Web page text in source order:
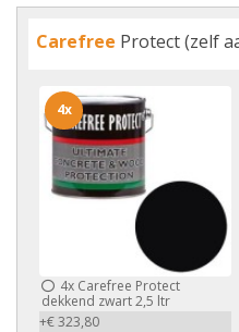
Carefree Protect (zelf
4x Carefree Protect
dekkend zwart 2,5 ltr
+€ 323,80
4x